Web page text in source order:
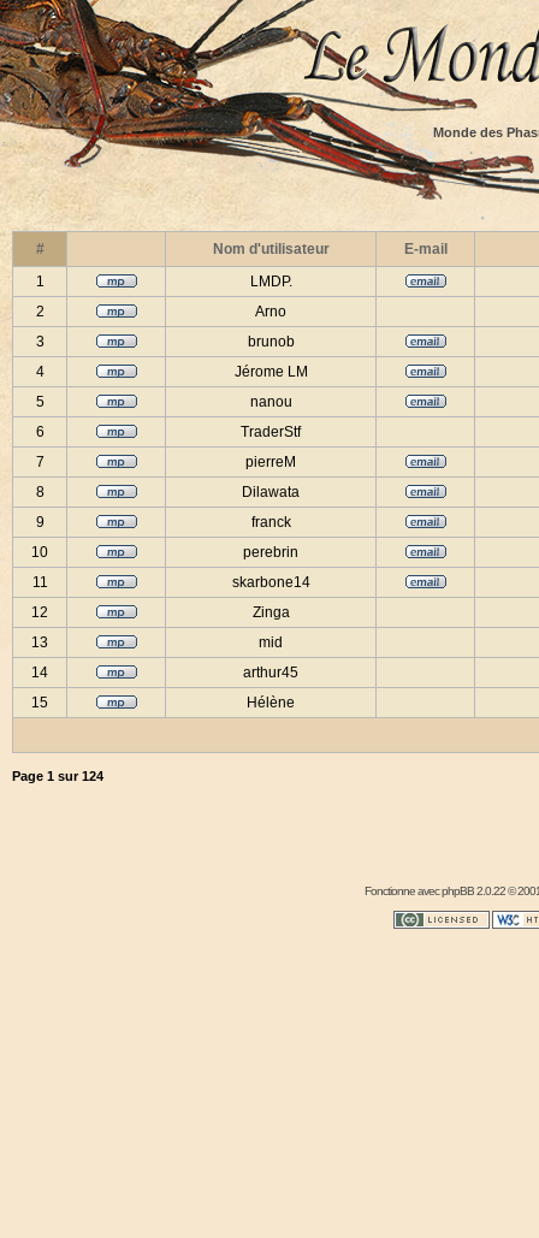
Monde des
# Nom d'utilisateur
E-mail
1
LMDP.
2
Arno
3
brunob
4
Jérome LM
5
nanou
6
TraderStf
7
pierreM
8
Dilawata
9
franck
10
perebrin
11
skarbone14
12
Zinga
13
mid
14
arthur45
15
Hélène
Page 1 sur124
Fonctionne avecphpBB2.0.22 ©